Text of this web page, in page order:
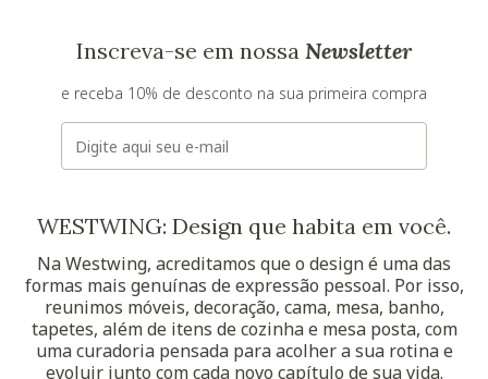
Inscreva-se em nossa Newsletter
e receba 10% de desconto na sua primeira compra
E-mail
WESTWING: Design que habita em você.
Na Westwing, acreditamos que o design é uma das
formas mais genuínas de expressão pessoal. Por isso,
reunimos móveis, decoração, cama, mesa, banho,
tapetes, além de itens de cozinha e mesa posta, com
uma curadoria pensada para acolher a sua rotina e
evoluir junto com cada novo capítulo de sua vida.